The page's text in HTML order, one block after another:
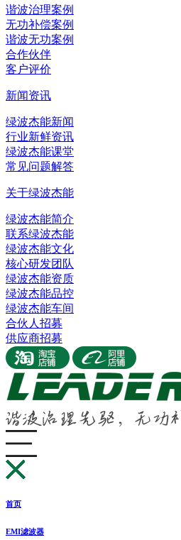
谐波治理案例
无功补偿案例
谐波无功案例
合作伙伴
客户评价
新闻资讯
绿波杰能新闻
行业新鲜资讯
绿波杰能课堂
常见问题解答
关于绿波杰能
绿波杰能简介
联系绿波杰能
绿波杰能文化
核心研发团队
绿波杰能资质
绿波杰能品控
绿波杰能车间
合伙人招募
供应商招募
首页
EMI滤波器